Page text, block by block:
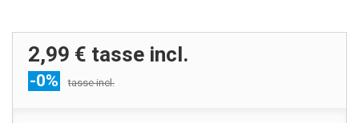
2,99 € tasse incl.
-0% tasse incl.